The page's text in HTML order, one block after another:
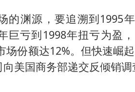
的渊源，要追溯到1995
巨亏到1998年扭亏为盈
场份额达12%。但快速崛
向美国商务部递交反倾销